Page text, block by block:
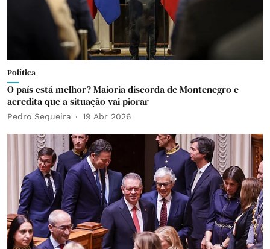
Política
O país está melhor? Maioria discorda de Montenegro e
acredita que a situação vai piorar
Pedro Sequeira 19 Abr 2026